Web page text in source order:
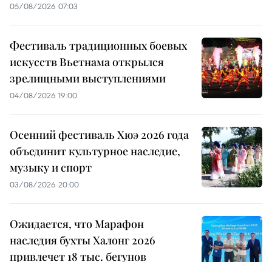
05/08/2026 07:03
Фестиваль традиционных боевых
искусств Вьетнама открылся
зрелищными выступлениями
04/08/2026 19:00
Осенний фестиваль Хюэ 2026 года
объединит культурное наследие,
музыку и спорт
03/08/2026 20:00
Ожидается, что Марафон
наследия бухты Халонг 2026
привлечет 18 тыс. бегунов